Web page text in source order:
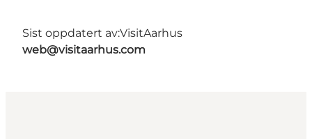
Sist oppdatert av:VisitAarhus
web@visitaarhus.com